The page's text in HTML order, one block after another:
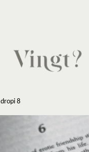
dropi 8